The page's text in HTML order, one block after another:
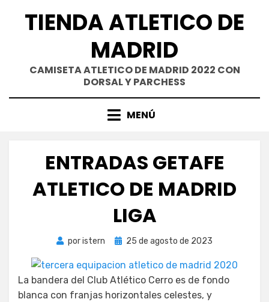
TIENDA ATLETICO DE
MADRID
CAMISETA ATLETICO DE MADRID 2022 CON
DORSAL Y PARCHESS
MENÚ
ENTRADAS GETAFE
ATLETICO DE MADRID
LIGA
poristern
Publicada
25 de agosto de 2023
La bandera del Club Atlético Cerro es de fondo
blanca con franjas horizontales celestes, y